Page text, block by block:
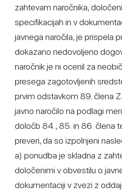
zahtevam naročnika,
specifikacijah in v
javnega naročila, je prispela
dokazano nedovoljeno
naročnik je ni ocenil za
presega zagotovljenih
prvim odstavkom 89. člena
javno naročilo na podlagi
določb 84., 85. in 86. člena
preveri, da so izpolnjeni
a) ponudba je skladna z
določenimi v obvestilu o
dokumentaciji v zvezi z